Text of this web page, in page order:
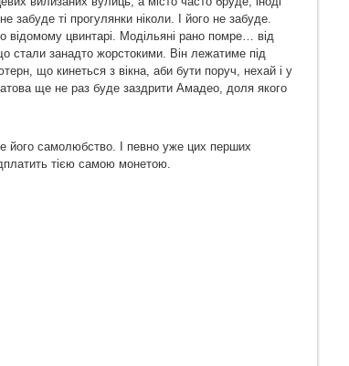
ті прогулянки ніколи. І його не забуде.
відомому цвинтарі. Модільяні рано помре… від
стали занадто жорстокими. Він лежатиме під
що кинеться з вікна, аби бути поруч, нехай і у
ще не раз буде заздрити Амадео, доля якого
його самолюбство. І певно уже цих перших
тією самою монетою.